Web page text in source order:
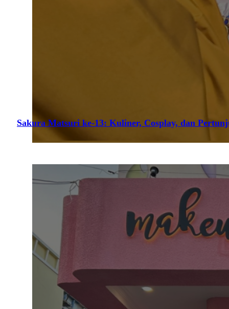
Sakura Matsuri ke-13: Kuliner, Cosplay, dan